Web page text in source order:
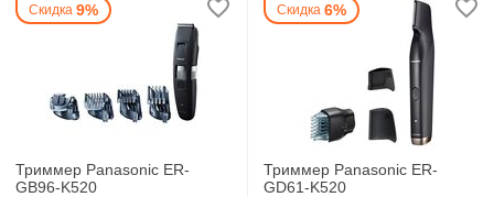
Скидка 9%
Триммер Panasonic ER-
GB96-K520
Скидка 6%
Триммер Panasonic ER-
GD61-K520